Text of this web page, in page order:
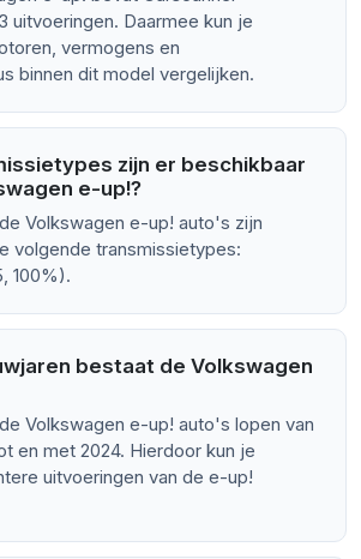
uitvoeringen. Daarmee kun je
vermogens en
binnen dit model vergelijken.
zijn er beschikbaar
e-up!?
Volkswagen e-up! auto's zijn
volgende transmissietypes:
100%).
bestaat de Volkswagen
Volkswagen e-up! auto's lopen van
en met 2024. Hierdoor kun je
uitvoeringen van de e-up!